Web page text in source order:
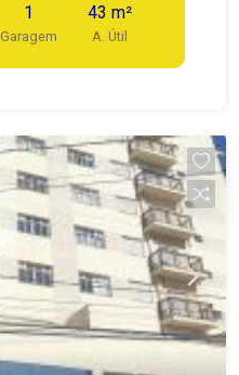
1
Garagem
43 m²
A. Útil